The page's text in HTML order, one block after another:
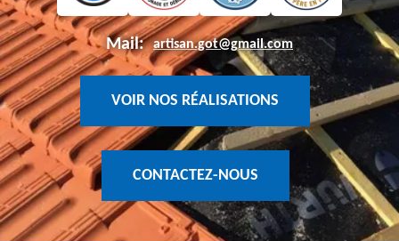
Mail: artisan.got@gmail.com
VOIR NOS RÉALISATIONS
CONTACTEZ-NOUS